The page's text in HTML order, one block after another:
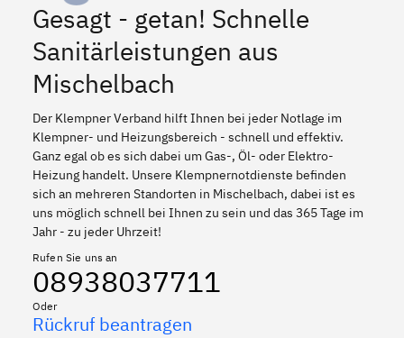
Gesagt - getan! Schnelle
Sanitärleistungen aus
Mischelbach
Der Klempner Verband hilft Ihnen bei jeder Notlage im
Klempner- und Heizungsbereich - schnell und effektiv.
Ganz egal ob es sich dabei um Gas-, Öl- oder Elektro-
Heizung handelt. Unsere Klempnernotdienste befinden
sich an mehreren Standorten in Mischelbach, dabei ist es
uns möglich schnell bei Ihnen zu sein und das 365 Tage im
Jahr - zu jeder Uhrzeit!
Rufen Sie uns an
08938037711
Oder
Rückruf beantragen